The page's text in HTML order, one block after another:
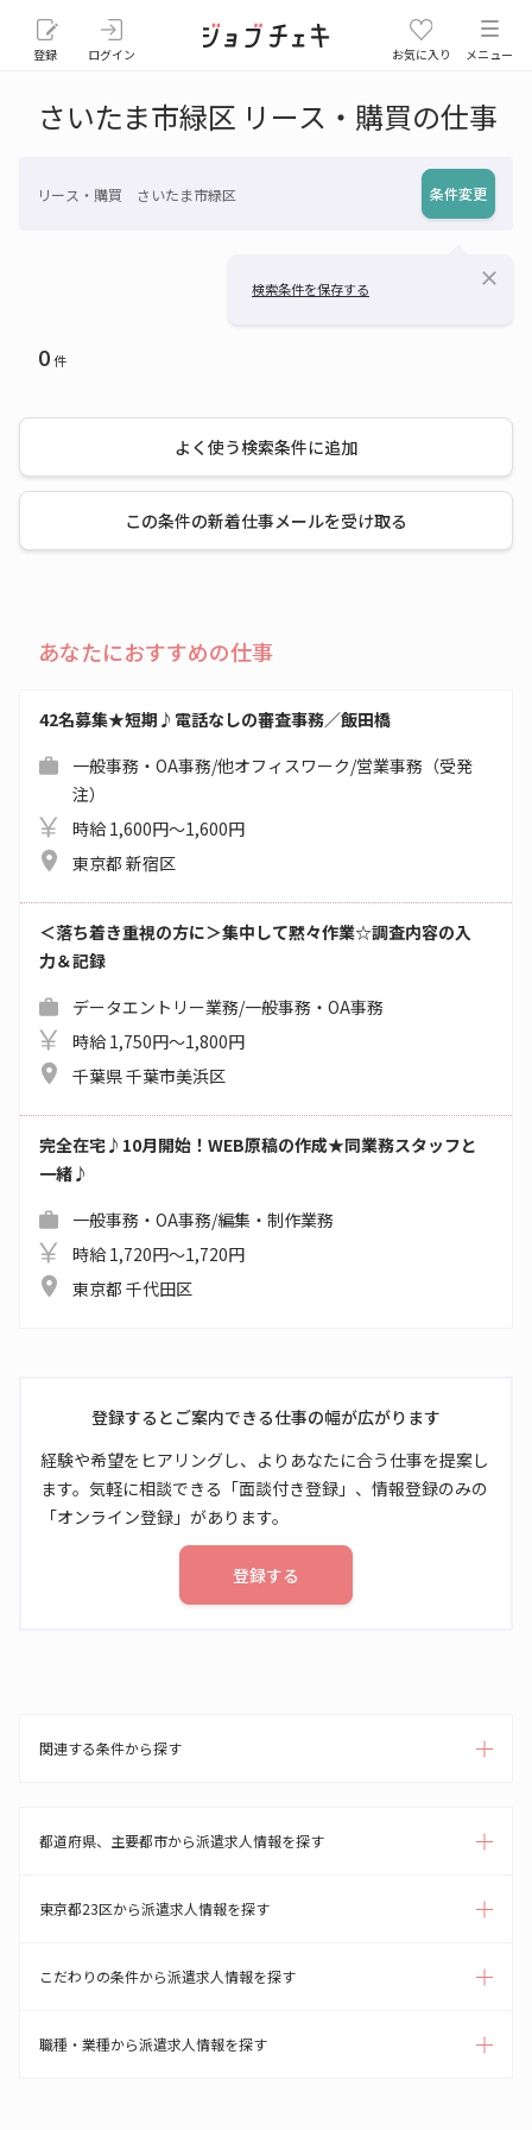
登録 ログイン お気に入り メニュー
さいたま市緑区 リース・購買の仕事
リース・購買 さいたま市緑区 条件変更
検索条件を保存する close
0件
よく使う検索条件に追加
この条件の新着仕事メールを受け取る
あなたにおすすめの仕事
42名募集★短期♪電話なしの審査事務／飯田橋
一般事務・OA事務/他オフィスワーク/営業事務（受発
注）
時給 1,600円～1,600円
東京都 新宿区
＜落ち着き重視の方に＞集中して黙々作業☆調査内容の入
力＆記録
データエントリー業務/一般事務・OA事務
時給 1,750円～1,800円
千葉県 千葉市美浜区
完全在宅♪10月開始！WEB原稿の作成★同業務スタッフと
一緒♪
一般事務・OA事務/編集・制作業務
時給 1,720円～1,720円
東京都 千代田区
登録するとご案内できる仕事の幅が広がります
経験や希望をヒアリングし、よりあなたに合う仕事を提案し
ます。気軽に相談できる「面談付き登録」、情報登録のみの
「オンライン登録」があります。
登録する
関連する条件から探す
都道府県、主要都市から派遣求人情報を探す
東京都23区から派遣求人情報を探す
こだわりの条件から派遣求人情報を探す
職種・業種から派遣求人情報を探す